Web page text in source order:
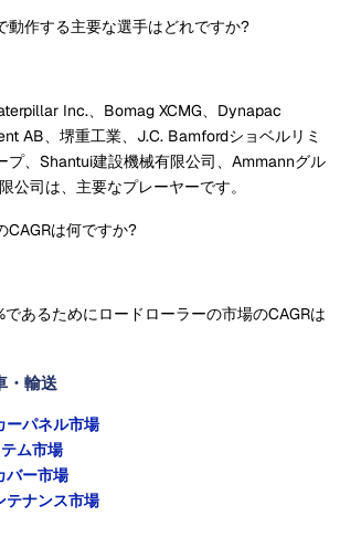
動作する主要な選手はどれですか?
Inc.、Bomag XCMG、Dynapac
AB、堺重工業、J.C. Bamfordショベルリミ
プ、Shantui建設機械有限公司、Ammannグル
公司は、主要なプレーヤーです。
CAGRは何ですか?
あるためにロードローラーの市場のCAGRは
・輸送
ーパネル市場
ム市場
バー市場
テナンス市場